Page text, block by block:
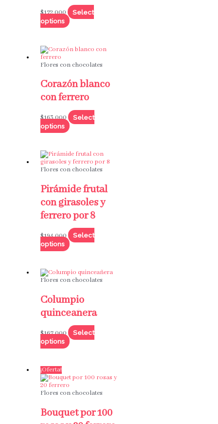
$172,000
Select
options
Flores con chocolates
Corazón blanco
con ferrero
$163,000
Select
options
Flores con chocolates
Pirámide frutal
con girasoles y
ferrero por 8
$194,000
Select
options
Flores con chocolates
Columpio
quinceañera
$167,000
Select
options
¡Oferta!
Flores con chocolates
Bouquet por 100